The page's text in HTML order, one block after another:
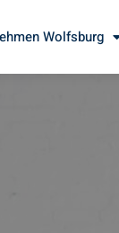
Wolfsburg